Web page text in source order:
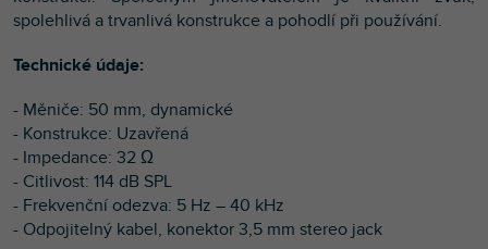
spolehlivá a trvanlivá konstrukce a pohodlí při používání.
Technické údaje:
- Měniče: 50 mm, dynamické
- Konstrukce: Uzavřená
- Impedance: 32 Ω
- Citlivost: 114 dB SPL
- Frekvenční odezva: 5 Hz – 40 kHz
- Odpojitelný kabel, konektor 3,5 mm stereo jack